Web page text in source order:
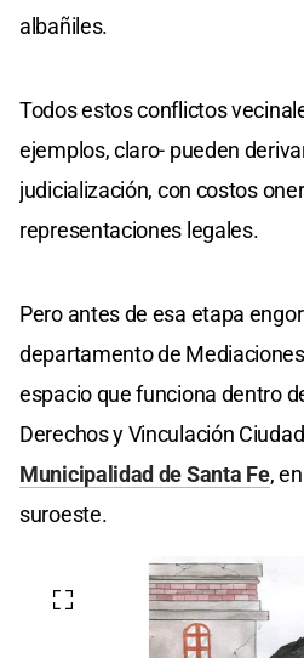
albañiles.
Todos estos conflictos
ejemplos, claro- pueden
judicialización, con costos
representaciones legales.
Pero antes de esa etapa
departamento de
espacio que funciona dentro
Derechos y Vinculación
Municipalidad de Santa Fe,
suroeste.